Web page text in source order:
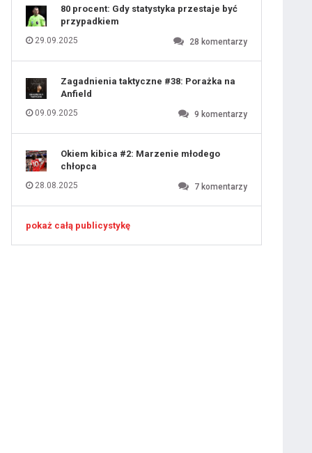
80 procent: Gdy statystyka przestaje być
przypadkiem
29.09.2025 28 komentarzy
Zagadnienia taktyczne #38: Porażka na
Anfield
09.09.2025 9 komentarzy
Okiem kibica #2: Marzenie młodego
chłopca
28.08.2025 7 komentarzy
pokaż całą publicystykę